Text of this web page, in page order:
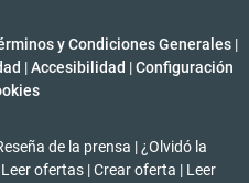
y Condiciones Generales |
| Accesibilidad | Configuración
de la prensa | ¿Olvidó la
Leer ofertas | Crear oferta | Leer